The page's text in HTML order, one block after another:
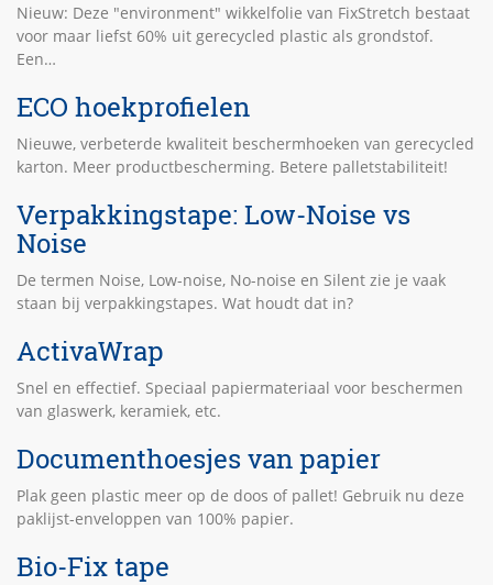
Nieuw: Deze "environment" wikkelfolie van FixStretch bestaat
voor maar liefst 60% uit gerecycled plastic als grondstof.
Een…
ECO hoekprofielen
Nieuwe, verbeterde kwaliteit beschermhoeken van gerecycled
karton. Meer productbescherming. Betere palletstabiliteit!
Verpakkingstape: Low-Noise vs
Noise
De termen Noise, Low-noise, No-noise en Silent zie je vaak
staan bij verpakkingstapes. Wat houdt dat in?
ActivaWrap
Snel en effectief. Speciaal papiermateriaal voor beschermen
van glaswerk, keramiek, etc.
Documenthoesjes van papier
Plak geen plastic meer op de doos of pallet! Gebruik nu deze
paklijst-enveloppen van 100% papier.
Bio-Fix tape